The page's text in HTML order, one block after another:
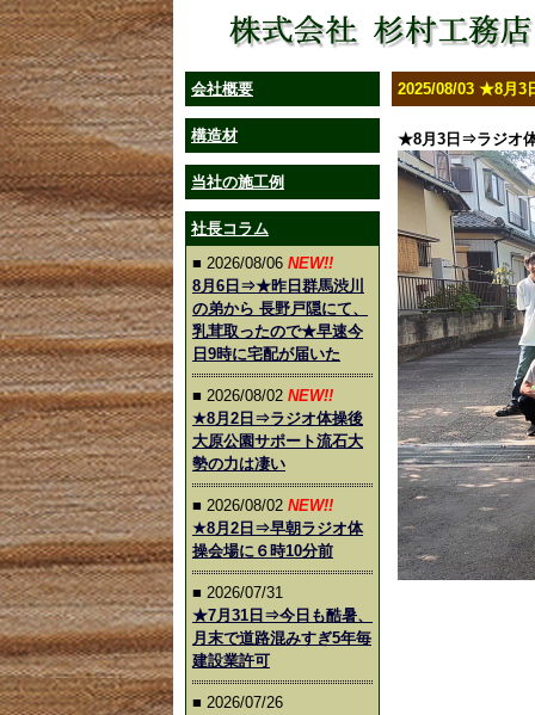
会社概要
構造材
当社の施工例
社長コラム
■ 2026/08/06 NEW!!
8月6日⇒★昨日群馬渋川
の弟から 長野戸隠にて、
乳茸取ったので★早速今
日9時に宅配が届いた
■ 2026/08/02 NEW!!
★8月2日⇒ラジオ体操後
大原公園サポート流石大
勢の力は凄い
■ 2026/08/02 NEW!!
★8月2日⇒早朝ラジオ体
操会場に６時10分前
■ 2026/07/31
★7月31日⇒今日も酷暑、
月末で道路混みすぎ5年毎
建設業許可
■ 2026/07/26
2025/08/03 ★8月3
★8月3日⇒ラジオ